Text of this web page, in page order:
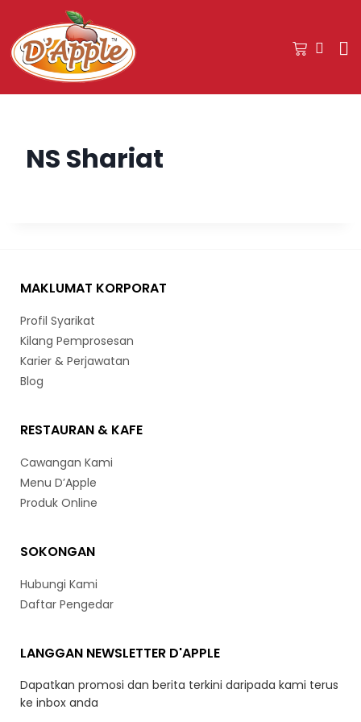
NS Shariat
MAKLUMAT KORPORAT
Profil Syarikat
Kilang Pemprosesan
Karier & Perjawatan
Blog
RESTAURAN & KAFE
Cawangan Kami
Menu D’Apple
Produk Online
SOKONGAN
Hubungi Kami
Daftar Pengedar
LANGGAN NEWSLETTER D'APPLE
Dapatkan promosi dan berita terkini daripada kami terus
ke inbox anda